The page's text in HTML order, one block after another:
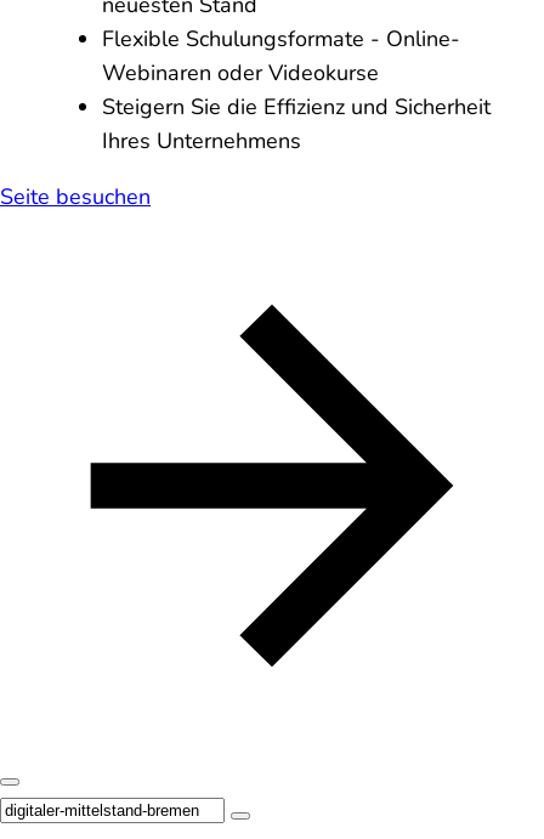
Flexible Schulungsformate - Online-
Webinaren oder Videokurse
Steigern Sie die Effizienz und Sicherheit
Ihres Unternehmens
Seite besuchen